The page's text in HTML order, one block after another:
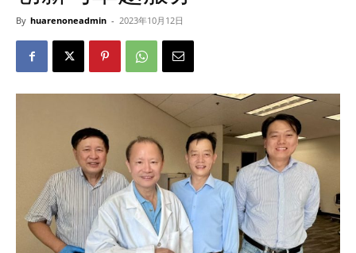
By huarenoneadmin - 2023年10月12日